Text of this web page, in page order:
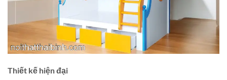
Thiết kế hiện đại